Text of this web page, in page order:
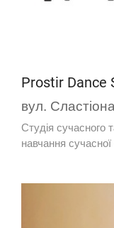
Prostir Dance
вул.
Студія сучасного
навчання сучасної